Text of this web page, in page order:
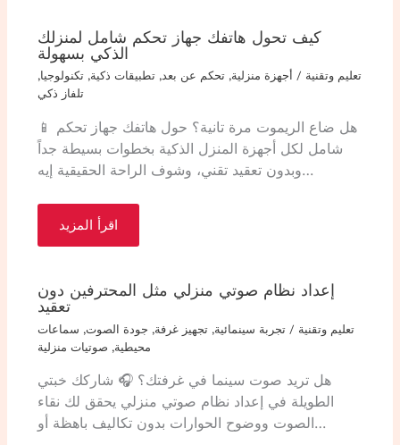
كيف تحول هاتفك جهاز تحكم شامل لمنزلك
الذكي بسهولة
تعليم وتقنية / أجهزة منزلية,تحكم عن بعد,تطبيقات ذكية,تكنولوجيا,
تلفاز ذكي
📱 هل ضاع الريموت مرة تانية؟ حول هاتفك جهاز تحكم
شامل لكل أجهزة المنزل الذكية بخطوات بسيطة جداً
وبدون تعقيد تقني، وشوف الراحة الحقيقية إيه…
اقرأ المزيد
إعداد نظام صوتي منزلي مثل المحترفين دون
تعقيد
تعليم وتقنية /تجربة سينمائية,تجهيز غرفة, جودة الصوت, سماعات
محيطية, صوتيات منزلية
هل تريد صوت سينما في غرفتك؟ 🎧 شاركك خبتي
الطويلة في إعداد نظام صوتي منزلي يحقق لك نقاء
الصوت ووضوح الحوارات بدون تكاليف باهظة أو…